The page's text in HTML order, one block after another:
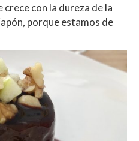
con la dureza de la
porque estamos de